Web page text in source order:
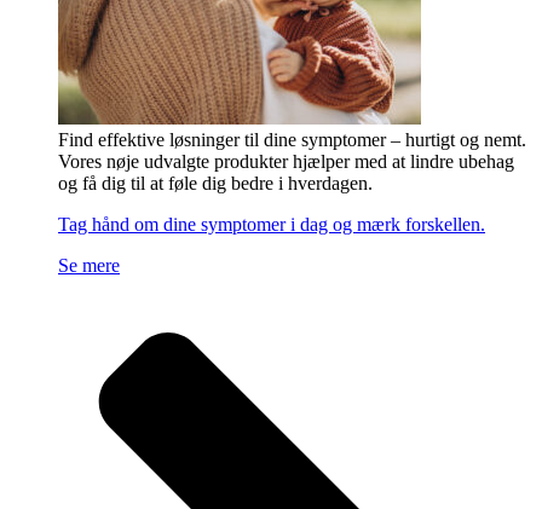
Find effektive løsninger til dine symptomer – hurtigt og nemt.
Vores nøje udvalgte produkter hjælper med at lindre ubehag
og få dig til at føle dig bedre i hverdagen.
Tag hånd om dine symptomer i dag og mærk forskellen.
Se mere